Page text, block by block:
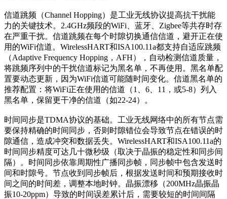
信道跳频（Channel Hopping）是工业无线协议提高抗干扰能
力的关键技术。2.4GHz频段的WiFi、蓝牙、Zigbee等共存时存
在严重干扰。信道跳频在每个时隙切换通信信道，避开正在使
用的WiFi信道。WirelessHART和ISA100.11a都支持自适应跳频
（Adaptive Frequency Hopping，AFH），自动检测信道质量，
将跳频序列中的干扰信道标记为黑名单，不再使用。黑名单配
置要动态更新，因为WiFi信道可能随时间变化。信道黑名单的
推荐配置：将WiFi正在使用的信道（1、6、11，或5-8）列入
黑名单，保留更干净的信道（如22-24）。
时间同步是TDMA协议的基础。工业无线网络中的所有节点需
要保持精确的时间同步，否则时隙错位会导致节点在错误的时
隙通信，造成冲突和数据丢失。WirelessHART和ISA100.11a的
时间同步精度可达几十微秒级（取决于晶振的稳定性和同步间
隔）。时间同步依靠周期性广播同步帧，同步帧中包含发送时
间和时隙号。节点收到同步帧后，根据发送时间和预期接收时
间之间的时间差，调整本地时钟。晶振漂移（200MHz晶振晶
振10-20ppm）导致的时间误差累计后，需要较短的时间间隔